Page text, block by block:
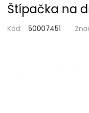
Štípačka na
Kód: 50007451